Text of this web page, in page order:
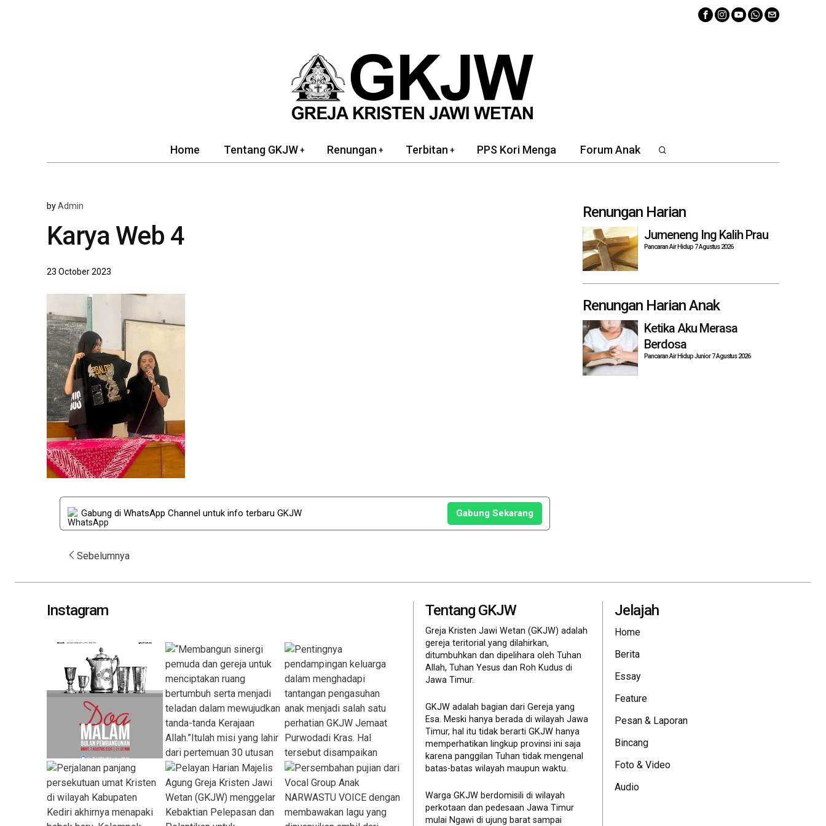
Home Tentang GKJW Renungan Terbitan PPS Kori Menga Forum Anak
byAdmin
Karya Web 4
23 October 2023
Gabung di WhatsApp Channel untuk info terbaru GKJW Gabung Sekarang
Post
navigation
Sebelumnya
Renungan Harian
Jumeneng Ing Kalih Prau
Pancaran Air Hidup 7 Agustus 2026
Renungan Harian Anak
Ketika Aku Merasa
Berdosa
Pancaran Air Hidup Junior 7 Agustus 2026
Instagram Tentang GKJW
Greja Kristen Jawi Wetan (GKJW) adalah
gereja teritorial yang dilahirkan,
ditumbuhkan dan dipelihara oleh Tuhan
Allah, Tuhan Yesus dan Roh Kudus di
Jawa Timur.
GKJW adalah bagian dari Gereja yang
Esa. Meski hanya berada di wilayah Jawa
Timur, hal itu tidak berarti GKJW hanya
memperhatikan lingkup provinsi ini saja
karena panggilan Tuhan tidak mengenal
batas-batas wilayah maupun waktu.
Warga GKJW berdomisili di wilayah
perkotaan dan pedesaan Jawa Timur
mulai Ngawi di ujung barat sampai
Jelajah
Home
Berita
Essay
Feature
Pesan & Laporan
Bincang
Foto & Video
Audio